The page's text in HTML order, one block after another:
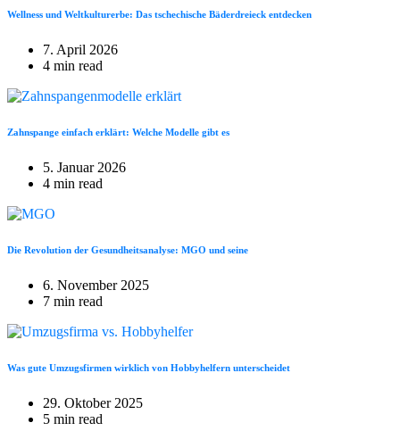
Wellness und Weltkulturerbe: Das tschechische Bäderdreieck entdecken
7. April 2026
4 min read
Zahnspange einfach erklärt: Welche Modelle gibt es
5. Januar 2026
4 min read
Die Revolution der Gesundheitsanalyse: MGO und seine
6. November 2025
7 min read
Was gute Umzugsfirmen wirklich von Hobbyhelfern unterscheidet
29. Oktober 2025
5 min read